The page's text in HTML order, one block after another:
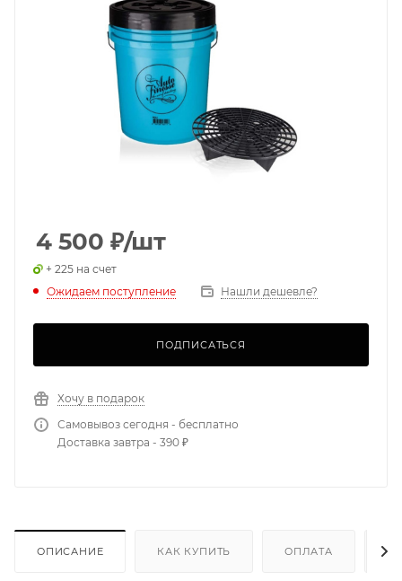
4 500 ₽/шт
+ 225 на счет
Ожидаем поступление
Нашли дешевле?
ПОДПИСАТЬСЯ
Хочу в подарок
Самовывоз сегодня - бесплатно
Доставка завтра - 390 ₽
ОПИСАНИЕ КАК КУПИТЬ ОПЛАТА